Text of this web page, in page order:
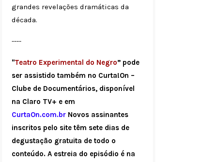
grandes revelações dramáticas da
década.
----
"Teatro Experimental do Negro” pode
ser assistido também no Curta!On –
Clube de Documentários, disponível
na Claro TV+ e em
CurtaOn.com.br Novos assinantes
inscritos pelo site têm sete dias de
degustação gratuita de todo o
conteúdo. A estreia do episódio é na